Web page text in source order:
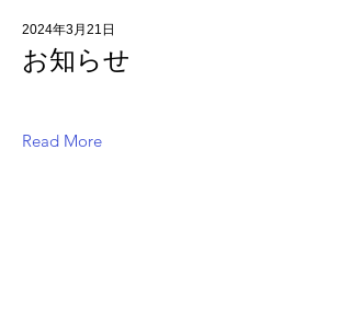
2024年3月21日
お知らせ
Read More